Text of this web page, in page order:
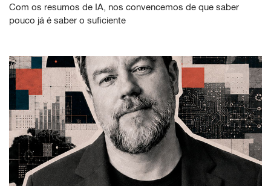
Com os resumos de IA, nos convencemos de que saber
pouco já é saber o suficiente